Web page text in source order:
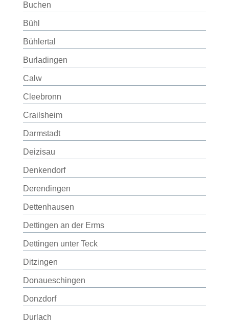
Buchen
Bühl
Bühlertal
Burladingen
Calw
Cleebronn
Crailsheim
Darmstadt
Deizisau
Denkendorf
Derendingen
Dettenhausen
Dettingen an der Erms
Dettingen unter Teck
Ditzingen
Donaueschingen
Donzdorf
Durlach